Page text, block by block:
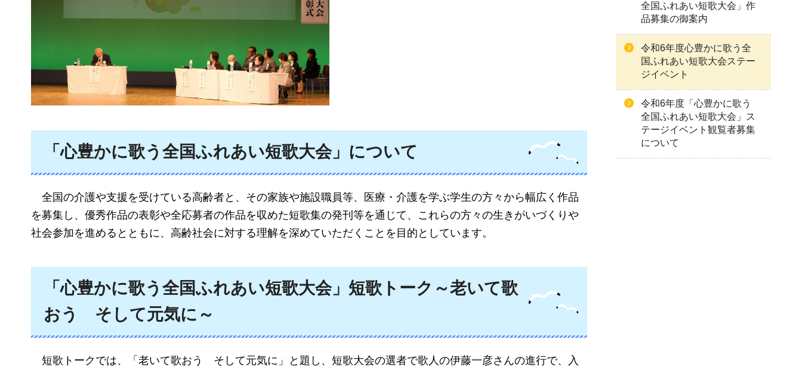
「心豊かに歌う全国ふれあい短歌大会」について
全 国の介護や支援を受けている高齢者と、その家族や施設職員等、医療・介護を学ぶ学生の方々から幅広く作品
を募集し、優秀作品の表彰や全応募者の作品を収めた短歌集の発刊等を通じて、これらの方々の生きがいづくりや
社会参加を進めるとともに、高齢社会に対する理解を深めていただくことを目的としています。
「心豊かに歌う全国ふれあい短歌大会」短歌トーク～老いて歌
おう
そ して元気に～
短歌トークでは、「 老いて歌おう そして元気に」
と題し、短歌大会の選者で歌人の伊藤一彦さんの進行で、入
全国ふれあい短歌大会」作
品募集の御案内
令和6年度心豊かに歌う全
国ふれあい短歌大会ステー
ジイベント
令和6年度「心豊かに歌う
全国ふれあい短歌大会」ス
テージイベント観覧者募集
について